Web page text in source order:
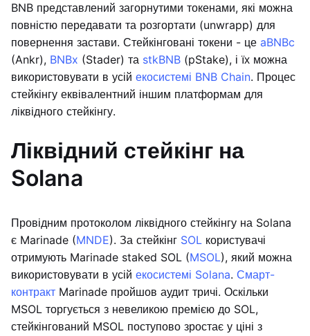
BNB представлений загорнутими токенами, які можна
повністю передавати та розгортати (unwrapp) для
повернення застави. Стейкінговані токени - це aBNBc
(Ankr), BNBx (Stader) та stkBNB (pStake), і їх можна
використовувати в усій екосистемі BNB Chain. Процес
стейкінгу еквівалентний іншим платформам для
ліквідного стейкінгу.
Ліквідний стейкінг на
Solana
Провідним протоколом ліквідного стейкінгу на Solana
є Marinade (MNDE). За стейкінг SOL користувачі
отримують Marinade staked SOL (MSOL), який можна
використовувати в усій екосистемі Solana. Смарт-
контракт Marinade пройшов аудит тричі. Оскільки
MSOL торгується з невеликою премією до SOL,
стейкінгований MSOL поступово зростає у ціні з